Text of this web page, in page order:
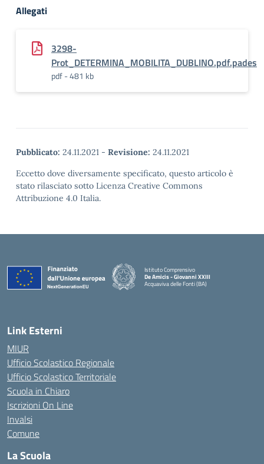
Allegati
3298-
Prot_DETERMINA_MOBILITA_DUBLINO.pdf.pades
pdf - 481 kb
Pubblicato: 24.11.2021 - Revisione: 24.11.2021
Eccetto dove diversamente specificato, questo articolo è
stato rilasciato sotto Licenza Creative Commons
Attribuzione 4.0 Italia.
Istituto Comprensivo
De Amicis - Giovanni XXIII
Acquaviva delle Fonti (BA)
— Visita la pagina iniziale della scuola
Link Esterni
MIUR
Ufficio Scolastico Regionale
Ufficio Scolastico Territoriale
Scuola in Chiaro
Iscrizioni On Line
Invalsi
Comune
La Scuola